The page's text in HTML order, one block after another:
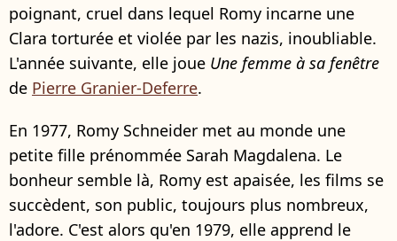
poignant, cruel dans lequel Romy incarne une
Clara torturée et violée par les nazis, inoubliable.
L'année suivante, elle joue Une femme à sa fenêtre
de Pierre Granier-Deferre.
En 1977, Romy Schneider met au monde une
petite fille prénommée Sarah Magdalena. Le
bonheur semble là, Romy est apaisée, les films se
succèdent, son public, toujours plus nombreux,
l'adore. C'est alors qu'en 1979, elle apprend le